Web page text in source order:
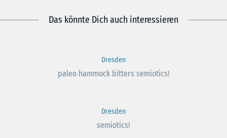
Das könnte Dich auch interessieren
Dresden
paleo hammock bitters semiotics!
Dresden
semiotics!